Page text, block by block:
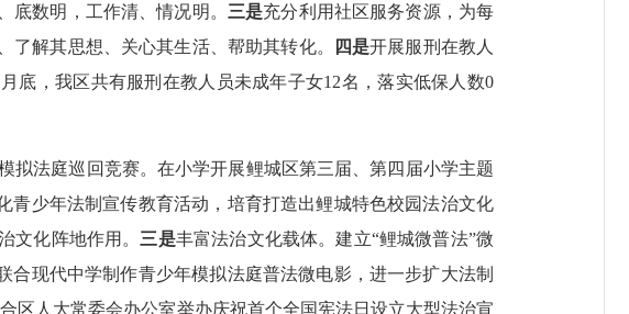
底数明 ， 工作清、情况明。 三是充分利用社区服务资源，为每
解其思想、关心其生活、帮助其转化。
四是开展服刑在教人
月底，我区共有服刑在教人员未成年子女12名，落实低保人数0
拟法庭巡回竞赛。在小学开展鲤城区第三届、第四届小学主题
青少年法制宣传教育活动，培育打造出鲤城特色校园法治文化
文化阵地作用。 三是丰富法治文化载体。建立“鲤城微普法”微
现代中学制作青少年模拟法庭普法微电影，进一步扩大法制
区人大常委会办公室举办庆祝首个全国宪法日设立大型法治宣